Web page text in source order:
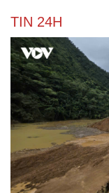
TIN 24H